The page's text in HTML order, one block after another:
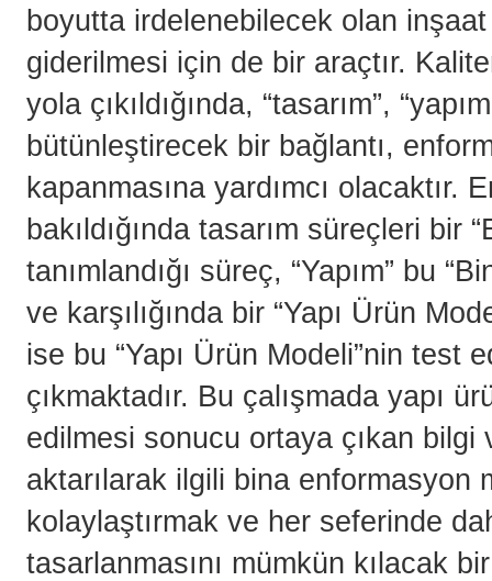
boyutta irdelenebilecek olan
giderilmesi için de bir araçtır.
yola çıkıldığında, “tasarım”,
bütünleştirecek bir bağlantı,
kapanmasına yardımcı olacaktır.
bakıldığında tasarım süreçleri bir
tanımlandığı süreç, “Yapım” bu
ve karşılığında bir “Yapı Ürün
ise bu “Yapı Ürün Modeli”nin test
çıkmaktadır. Bu çalışmada yapı
edilmesi sonucu ortaya çıkan
aktarılarak ilgili bina enformasyon
kolaylaştırmak ve her seferinde
tasarlanmasını mümkün kılacak